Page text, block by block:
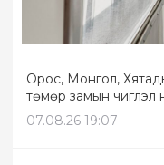
Орос, Монгол,
төмөр замын чиглэл
07.08.26 19:07